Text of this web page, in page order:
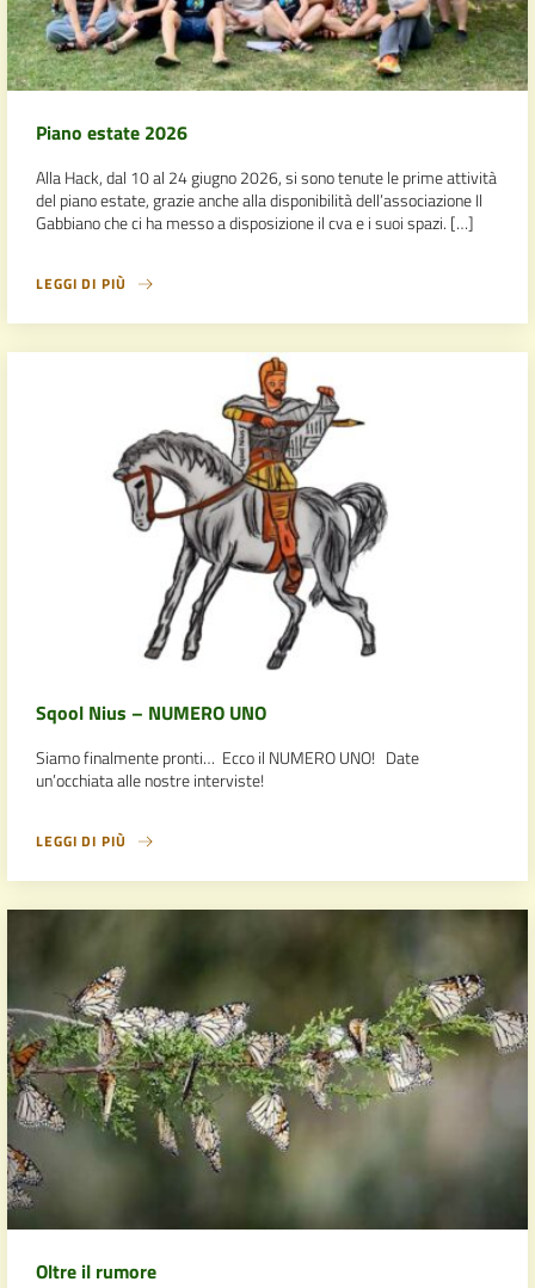
Piano estate 2026
Alla Hack, dal 10 al 24 giugno 2026, si sono tenute le prime attività
del piano estate, grazie anche alla disponibilità dell’associazione Il
Gabbiano che ci ha messo a disposizione il cva e i suoi spazi. […]
LEGGI DI PIÙ
Sqool Nius – NUMERO UNO
Siamo finalmente pronti… Ecco il NUMERO UNO! Date
un’occhiata alle nostre interviste!
LEGGI DI PIÙ
Oltre il rumore